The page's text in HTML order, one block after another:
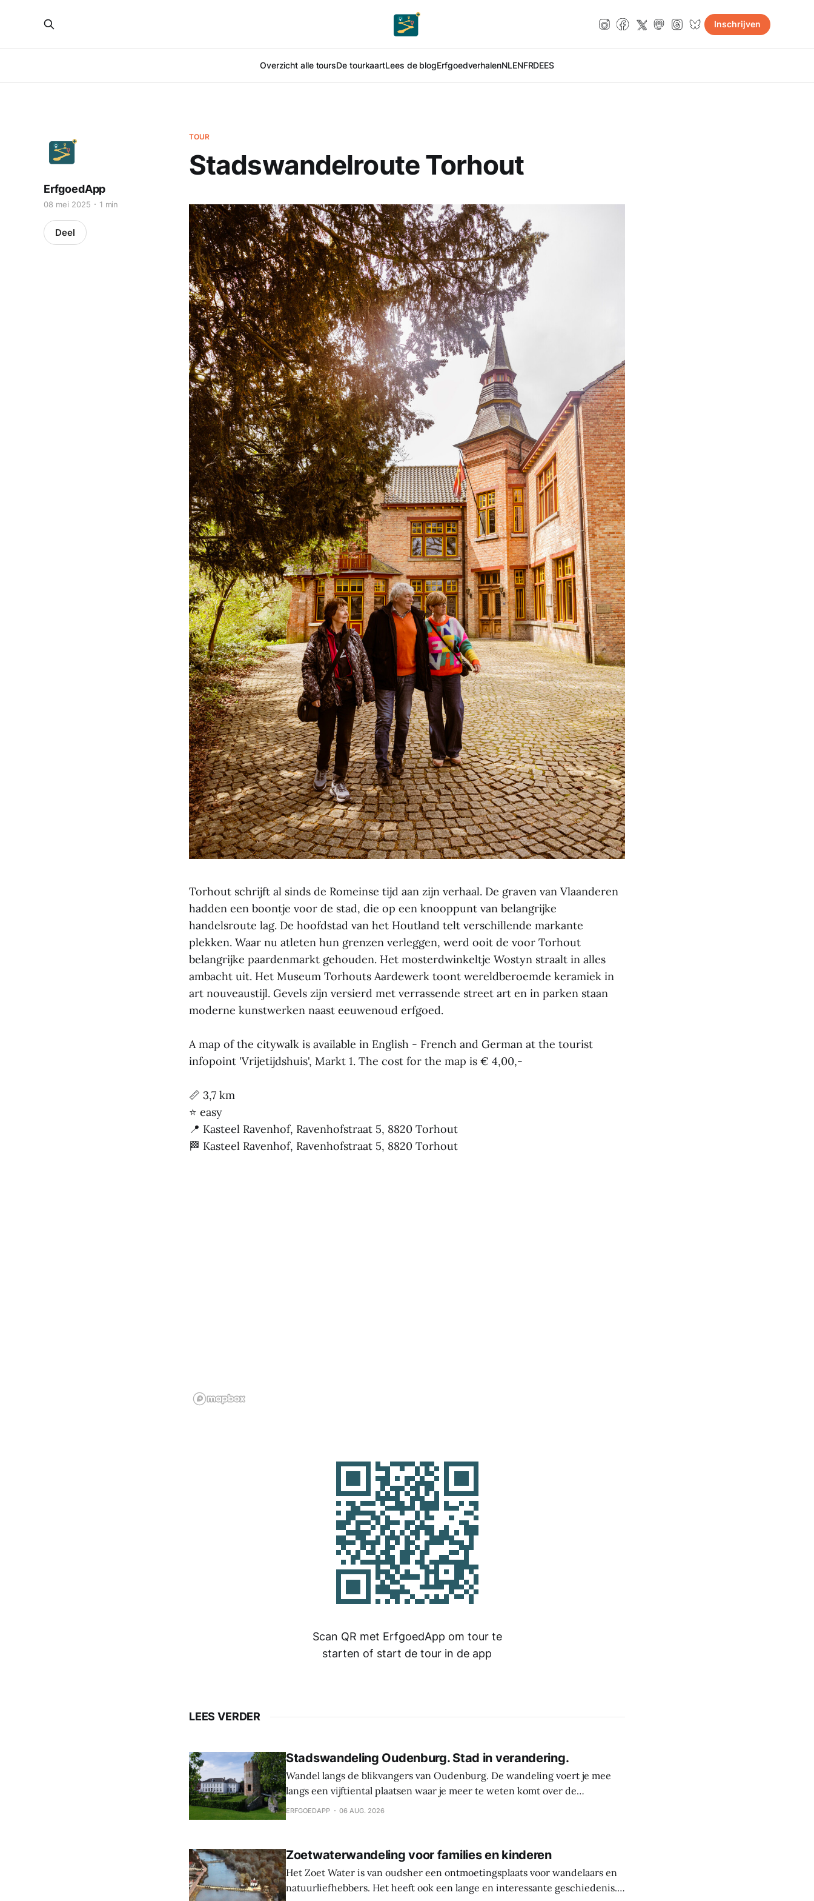
Overzicht alle toursDe tourkaartLees de blogErfgoedverhalenNLENFRDEES
Inschrijven
TOUR
Stadswandelroute Torhout
ErfgoedApp
08 mei 2025 1 min
Deel
Torhout schrijft al sinds de Romeinse tijd aan zijn verhaal. De graven van Vlaanderen
hadden een boontje voor de stad, die op een knooppunt van belangrijke
handelsroute lag. De hoofdstad van het Houtland telt verschillende markante
plekken. Waar nu atleten hun grenzen verleggen, werd ooit de voor Torhout
belangrijke paardenmarkt gehouden. Het mosterdwinkeltje Wostyn straalt in alles
ambacht uit. Het Museum Torhouts Aardewerk toont wereldberoemde keramiek in
art nouveaustijl. Gevels zijn versierd met verrassende street art en in parken staan
moderne kunstwerken naast eeuwenoud erfgoed.
A map of the citywalk is available in English - French and German at the tourist
infopoint 'Vrijetijdshuis', Markt 1. The cost for the map is € 4,00,-
📏 3,7 km
⭐ easy
📍 Kasteel Ravenhof, Ravenhofstraat 5, 8820 Torhout
🏁 Kasteel Ravenhof, Ravenhofstraat 5, 8820 Torhout
Scan QR met ErfgoedApp om tour te
starten of start de tour in de app
LEES VERDER
Stadswandeling Oudenburg. Stad in verandering.
Wandel langs de blikvangers van Oudenburg. De wandeling voert je mee
langs een vijftiental plaatsen waar je meer te weten komt over de
geschiedenis, weetjes en toekomstplannen van de bijzonderste plekken in
ERFGOEDAPP 06 AUG. 2026
Zoetwaterwandeling voor families en kinderen
Het Zoet Water is van oudsher een ontmoetingsplaats voor wandelaars en
natuurliefhebbers. Het heeft ook een lange en interessante geschiedenis.